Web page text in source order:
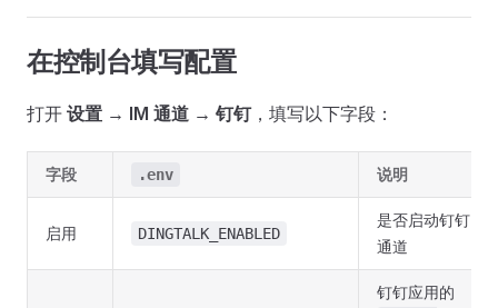
在控制台填写配置
打开 设置 → IM 通道 → 钉钉，填写以下字段：
字段 .env 说明
启用 DINGTALK_ENABLED
是否启动钉钉
通道
钉钉应用的